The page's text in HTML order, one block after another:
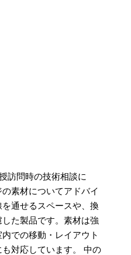
訪問時の技術相談に
素材についてアドバイ
通せるスペースや、換
た製品です。素材は強
での移動・レイアウト
対応しています。 中の